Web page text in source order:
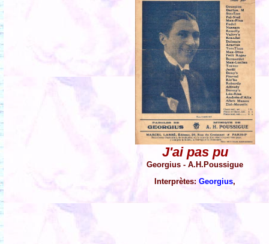
J'ai pas pu
Georgius - A.H.Poussigue
Interprètes:Georgius,